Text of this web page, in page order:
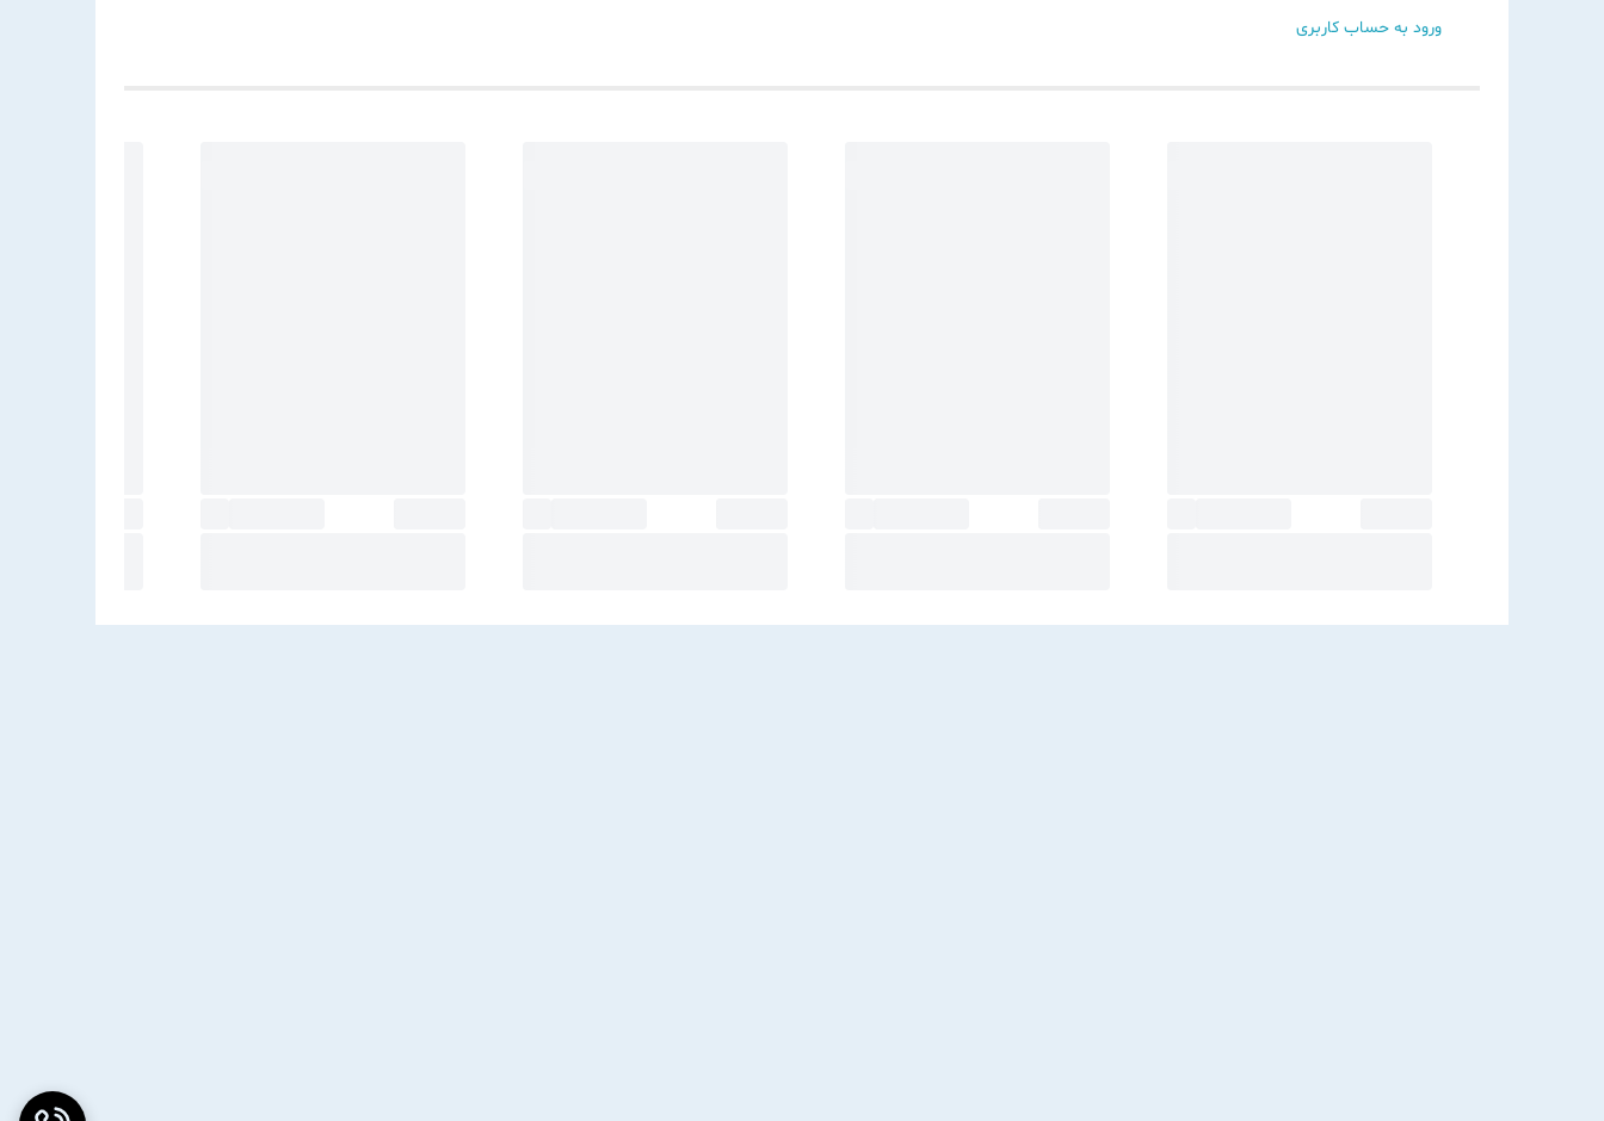
ورود به حساب کاربری